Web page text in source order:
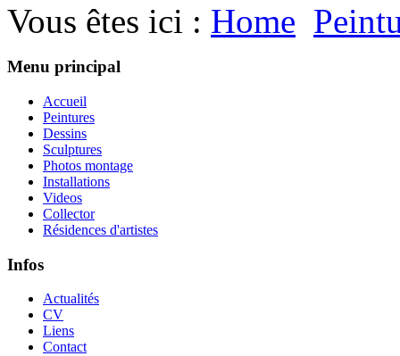
Vous êtes ici : Home
Menu principal
Accueil
Peintures
Dessins
Sculptures
Photos montage
Installations
Videos
Collector
Résidences d'artistes
Infos
Actualités
CV
Liens
Contact